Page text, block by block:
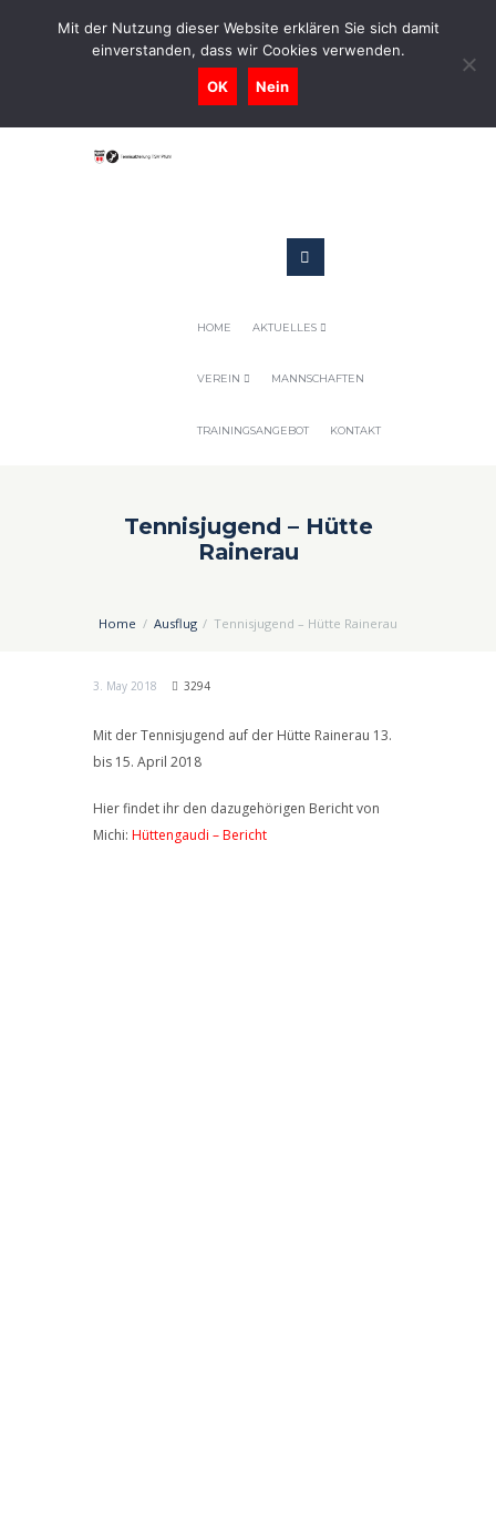
0731-9716400
Geschaeftsstelle@tennis-tsv-pfuhl.de
HOME AKTUELLES
VEREIN MANNSCHAFTEN
TRAININGSANGEBOT KONTAKT
Tennisjugend – Hütte
Rainerau
Home Ausflug Tennisjugend – Hütte Rainerau
3. May 2018 3294
Mit der Tennisjugend auf der Hütte Rainerau 13.
bis 15. April 2018
Hier findet ihr den dazugehörigen Bericht von
Michi: Hüttengaudi – Bericht
Mit der Nutzung dieser Website erklären Sie sich damit
einverstanden, dass wir Cookies verwenden.
OK Nein